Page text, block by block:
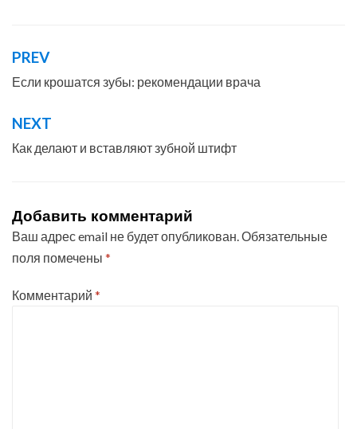
Навигация
по
записям
PREV
Если крошатся зубы: рекомендации врача
NEXT
Как делают и вставляют зубной штифт
Добавить комментарий
Ваш адрес email не будет опубликован.Обязательные
поля помечены *
Комментарий *